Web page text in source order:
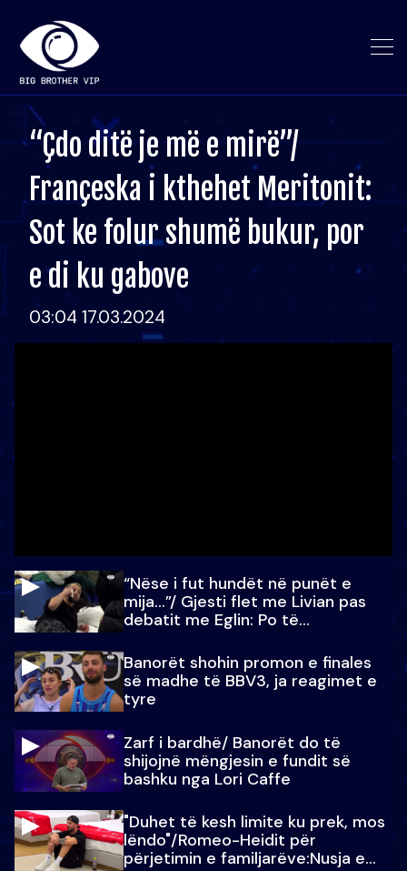
“Çdo ditë je më e mirë”/
Françeska i kthehet Meritonit:
Sot ke folur shumë bukur, por
e di ku gabove
03:04 17.03.2024
“Nëse i fut hundët në punët e
mija…”/ Gjesti flet me Livian pas
debatit me Eglin: Po të
Banorët shohin promon e finales
së madhe të BBV3, ja reagimet e
tyre
Zarf i bardhë/ Banorët do të
shijojnë mëngjesin e fundit së
bashku nga Lori Caffe
"Duhet të kesh limite ku prek, mos
lëndo"/Romeo-Heidit për
përjetimin e familjarëve:Nusja e